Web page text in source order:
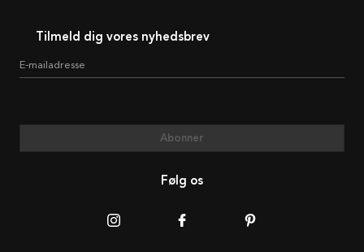
Tilmeld dig vores nyhedsbrev
E-mailadresse
Abonner
Følg os